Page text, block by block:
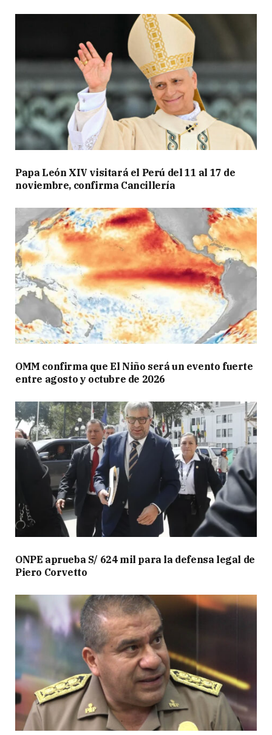
Papa León XIV visitará el Perú del 11 al 17 de
noviembre, confirma Cancillería
OMM confirma que El Niño será un evento fuerte
entre agosto y octubre de 2026
ONPE aprueba S/ 624 mil para la defensa legal de
Piero Corvetto